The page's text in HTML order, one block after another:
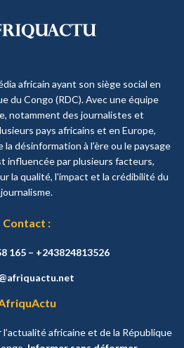
africain ayant son siège social en
du Congo (RDC). Avec une équipe
notamment des journalistes et
pays africains et en Europe,
désinformation à l'ère ou le paysage
influencée par plusieurs facteurs,
la qualité, l'impact et la crédibilité du
journalisme.
Contact :
165 – +243824813526
africaine et de la République